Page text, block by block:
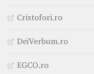
Cristofori.ro
DeiVerbum.ro
EGCO.ro